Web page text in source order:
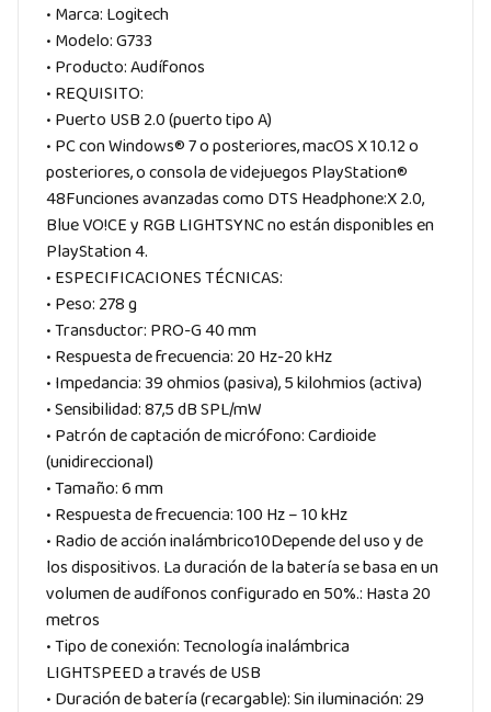
• Marca: Logitech
• Modelo: G733
• Producto: Audífonos
• REQUISITO:
• Puerto USB 2.0 (puerto tipo A)
• PC con Windows® 7 o posteriores, macOS X 10.12 o
posteriores, o consola de videjuegos PlayStation®
48Funciones avanzadas como DTS Headphone:X 2.0,
Blue VO!CE y RGB LIGHTSYNC no están disponibles en
PlayStation 4.
• ESPECIFICACIONES TÉCNICAS:
• Peso: 278 g
• Transductor: PRO-G 40 mm
• Respuesta de frecuencia: 20 Hz-20 kHz
• Impedancia: 39 ohmios (pasiva), 5 kilohmios (activa)
• Sensibilidad: 87,5 dB SPL/mW
• Patrón de captación de micrófono: Cardioide
(unidireccional)
• Tamaño: 6 mm
• Respuesta de frecuencia: 100 Hz – 10 kHz
• Radio de acción inalámbrico10Depende del uso y de
los dispositivos. La duración de la batería se basa en un
volumen de audífonos configurado en 50%.: Hasta 20
metros
• Tipo de conexión: Tecnología inalámbrica
LIGHTSPEED a través de USB
• Duración de batería (recargable): Sin iluminación: 29